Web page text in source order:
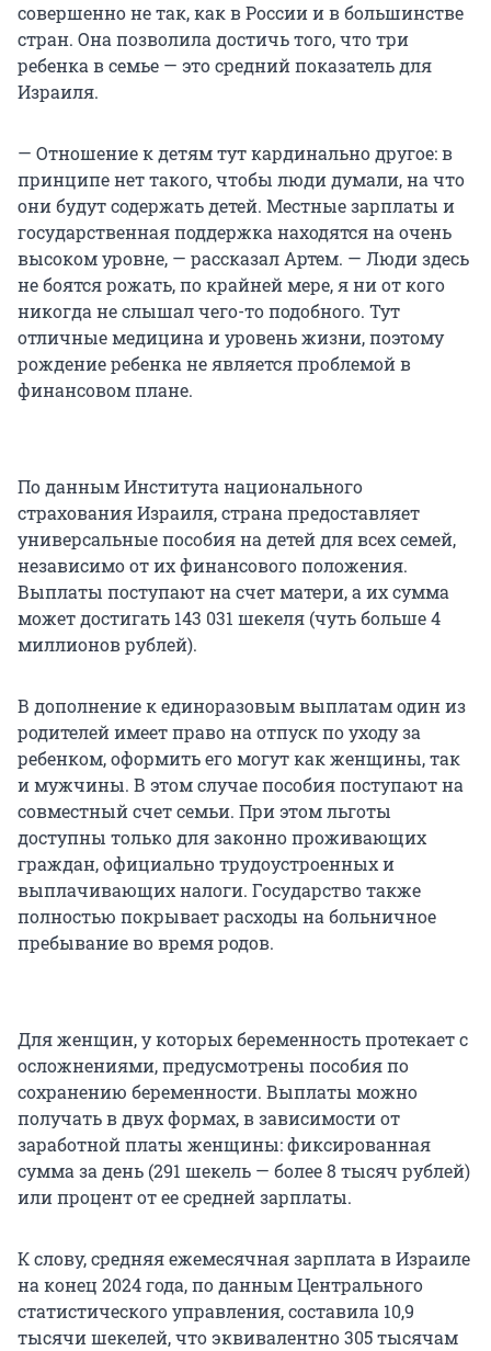
совершенно не так, как в России и в большинстве
стран. Она позволила достичь того, что три
ребенка в семье — это средний показатель для
Израиля.
— Отношение к детям тут кардинально другое: в
принципе нет такого, чтобы люди думали, на что
они будут содержать детей. Местные зарплаты и
государственная поддержка находятся на очень
высоком уровне, — рассказал Артем. — Люди здесь
не боятся рожать, по крайней мере, я ни от кого
никогда не слышал чего-то подобного. Тут
отличные медицина и уровень жизни, поэтому
рождение ребенка не является проблемой в
финансовом плане.
По данным Института национального
страхования Израиля, страна предоставляет
универсальные пособия на детей для всех семей,
независимо от их финансового положения.
Выплаты поступают на счет матери, а их сумма
может достигать 143 031 шекеля (чуть больше 4
миллионов рублей).
В дополнение к единоразовым выплатам один из
родителей имеет право на отпуск по уходу за
ребенком, оформить его могут как женщины, так
и мужчины. В этом случае пособия поступают на
совместный счет семьи. При этом льготы
доступны только для законно проживающих
граждан, официально трудоустроенных и
выплачивающих налоги. Государство также
полностью покрывает расходы на больничное
пребывание во время родов.
Для женщин, у которых беременность протекает с
осложнениями, предусмотрены пособия по
сохранению беременности. Выплаты можно
получать в двух формах, в зависимости от
заработной платы женщины: фиксированная
сумма за день (291 шекель — более 8 тысяч рублей)
или процент от ее средней зарплаты.
К слову, средняя ежемесячная зарплата в Израиле
на конец 2024 года, по данным Центрального
статистического управления, составила 10,9
тысячи шекелей, что эквивалентно 305 тысячам